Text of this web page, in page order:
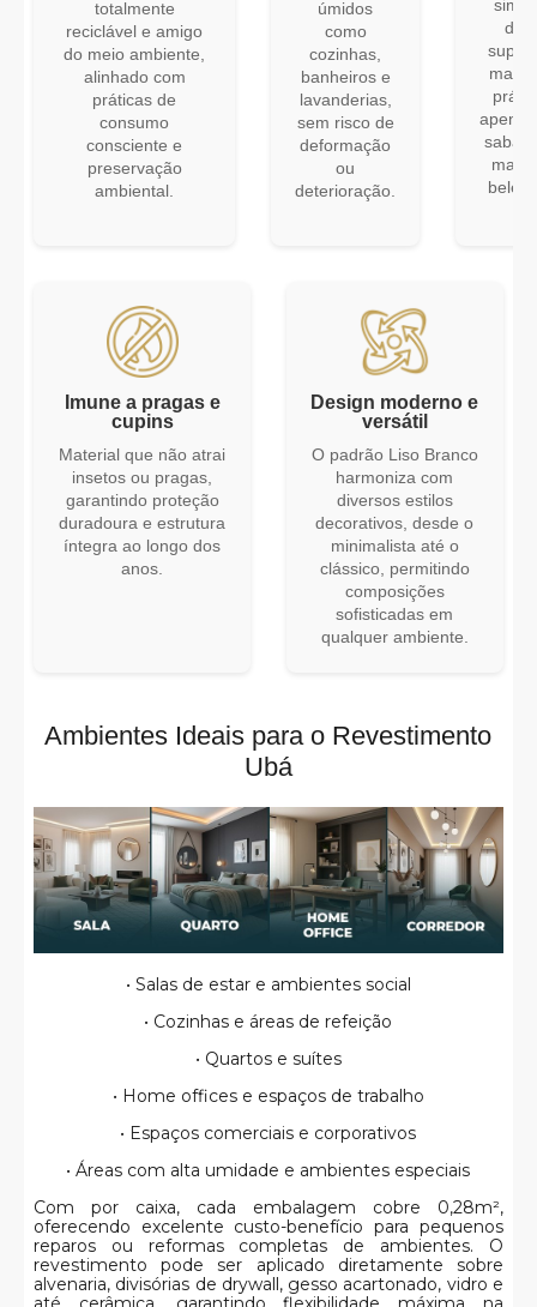
totalmente
reciclável e amigo
do meio ambiente,
alinhado com
práticas de
consumo
consciente e
preservação
ambiental.
úmidos
como
cozinhas,
banheiros e
lavanderias,
sem risco de
deformação
ou
deterioração.
sabão
Imune a pragas e
cupins
Material que não atrai
insetos ou pragas,
garantindo proteção
duradoura e estrutura
íntegra ao longo dos
anos.
Design moderno e
versátil
O padrão Liso Branco
harmoniza com
diversos estilos
decorativos, desde o
minimalista até o
clássico, permitindo
composições
sofisticadas em
qualquer ambiente.
Ambientes Ideais para o Revestimento
Ub
• Salas de estar e ambientes social
• Cozinhas e áreas de refeição
• Quartos e suítes
• Home offices e espaços de trabalho
• Espaços comerciais e corporativos
• Áreas com alta umidade e ambientes especiais
Com por caixa, cada embalagem cobre 0,28m²,
oferecendo excelente custo-benefício para pequenos
reparos ou reformas completas de ambientes. O
revestimento pode ser aplicado diretamente sobre
alvenaria, divisórias de drywall, gesso acartonado, vidro e